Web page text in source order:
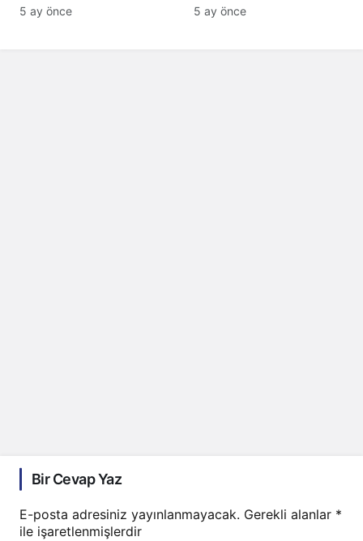
Patlama, Sirenler ve
5 ay önce
Avrupa’da Doğalgaz
5 ay önce
Bir Cevap Yaz
E-posta adresiniz yayınlanmayacak. Gerekli alanlar *
ile işaretlenmişlerdir